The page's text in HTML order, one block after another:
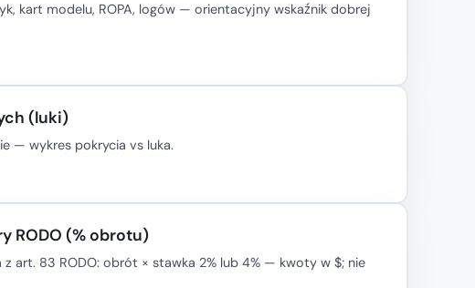
kart modelu, ROPA, logów — orientacyjny wskaźnik dobrej
(luki)
— wykres pokrycia vs luka.
RODO (% obrotu)
art. 83 RODO: obrót × stawka 2% lub 4% — kwoty w $; nie